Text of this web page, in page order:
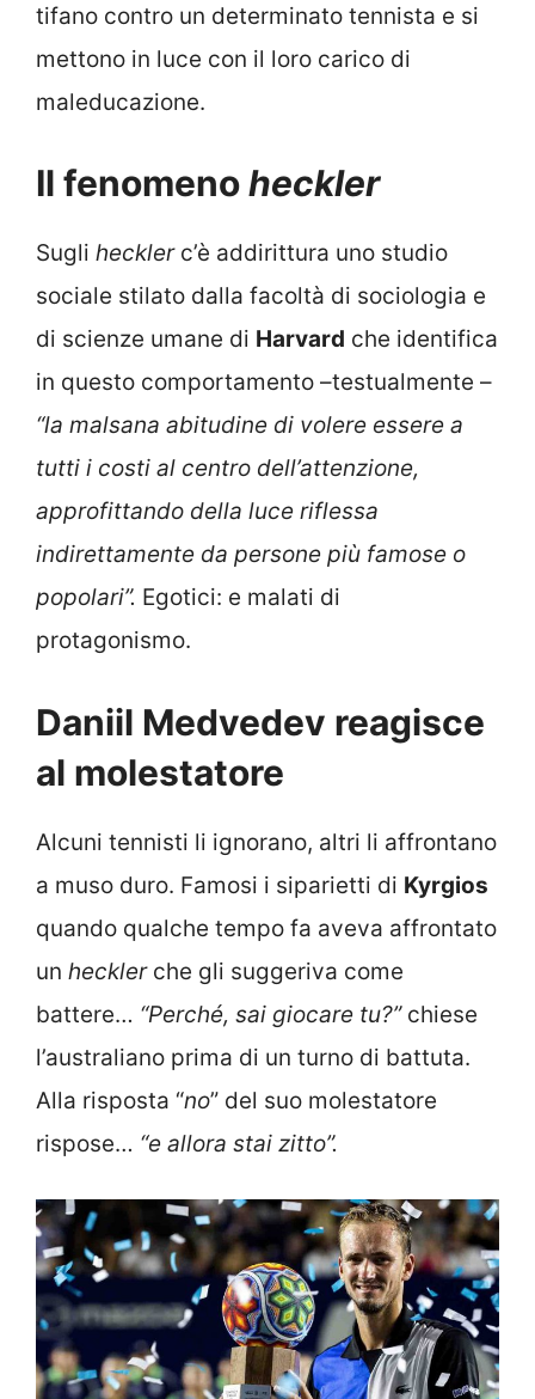
tifano contro un determinato tennista e si
mettono in luce con il loro carico di
maleducazione.
Il fenomenoheckler
Sugli hecklerc’è addirittura uno studio
sociale stilato dalla facoltà di sociologia e
di scienze umane di Harvard che identifica
in questo comportamento –testualmente –
“la malsana abitudine di volere essere a
tutti i costi al centro dell’attenzione,
approfittando della luce riflessa
indirettamente da persone più famose o
popolari”. Egotici: e malati di
protagonismo.
Daniil Medvedev reagisce
al molestatore
Alcuni tennisti li ignorano, altri li affrontano
a muso duro. Famosi i siparietti di Kyrgios
quando qualche tempo fa aveva affrontato
un hecklerche gli suggeriva come
battere… “Perché, sai giocare tu?” chiese
l’australiano prima di un turno di battuta.
Alla risposta “no” del suo molestatore
rispose… “e allora stai zitto”.